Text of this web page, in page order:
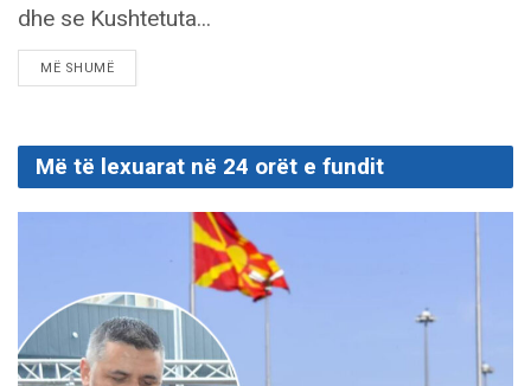
dhe se Kushtetuta...
MË SHUMËDETAILS
Më të lexuarat në 24 orët e fundit